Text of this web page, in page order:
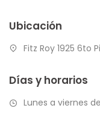
Ubicación
Fitz Roy 1925 6to
Días y horarios
Lunes a viernes